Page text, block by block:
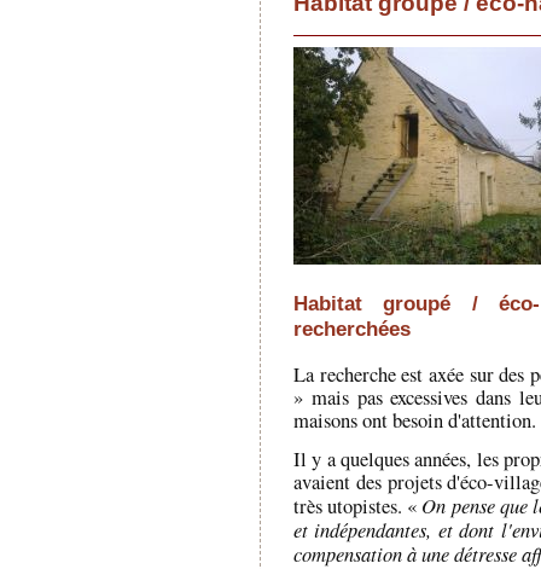
Habitat groupé /
recherchées
La recherche est axée sur des
» mais pas excessives dans
maisons ont besoin d'attention.
Il y a quelques années, les
avaient des projets d'éco-
très utopistes. « On pense que
et indépendantes, et dont
compensation à une détresse